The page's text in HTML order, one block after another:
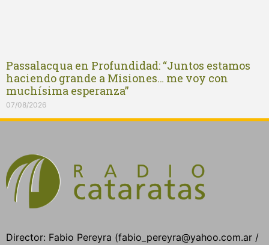
Passalacqua en Profundidad: “Juntos estamos
haciendo grande a Misiones… me voy con
muchísima esperanza”
07/08/2026
Director: Fabio Pereyra (fabio_pereyra@yahoo.com.ar /